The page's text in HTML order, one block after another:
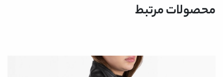
محصولات مرتبط